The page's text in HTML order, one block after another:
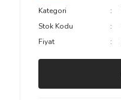
Kategori
Stok Kodu
Fiyat